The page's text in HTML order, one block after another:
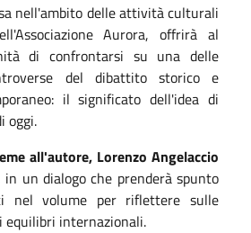
nell'ambito delle attività culturali
Aurora, offrirà al
di confrontarsi su una delle
del dibattito storico e
il significato dell'idea di
oggi.
all'autore, Lorenzo Angelaccio
in un dialogo che prenderà spunto
nel volume per riflettere sulle
equilibri internazionali.